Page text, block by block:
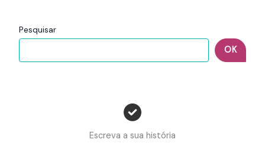
Pesquisar
OK
Escreva a sua história